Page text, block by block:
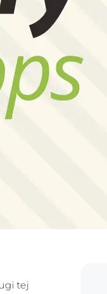
tej